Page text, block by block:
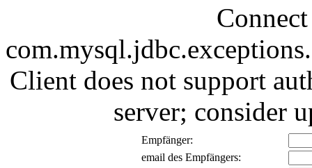
Client does not support
server; consider
Empfänger:
email des Empfängers: